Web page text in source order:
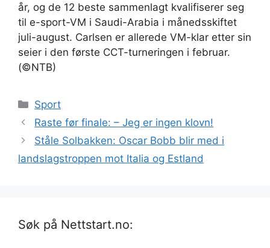
år, og de 12 beste sammenlagt kvalifiserer seg
til e-sport-VM i Saudi-Arabia i månedsskiftet
juli-august. Carlsen er allerede VM-klar etter sin
seier i den første CCT-turneringen i februar.
(©NTB)
Kategorier
Sport
Raste før finale: – Jeg er ingen klovn!
Ståle Solbakken: Oscar Bobb blir med i
landslagstroppen mot Italia og Estland
Søk på Nettstart.no: